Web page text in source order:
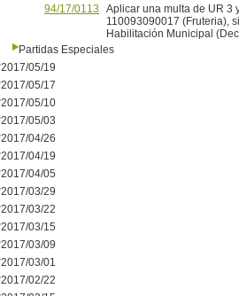
94/17/0113
Aplicar una multa de UR 3
110093090017 (Fruteria),
Habilitación Municipal
Partidas Especiales
2017/05/19
2017/05/17
2017/05/10
2017/05/03
2017/04/26
2017/04/19
2017/04/05
2017/03/29
2017/03/22
2017/03/15
2017/03/09
2017/03/01
2017/02/22